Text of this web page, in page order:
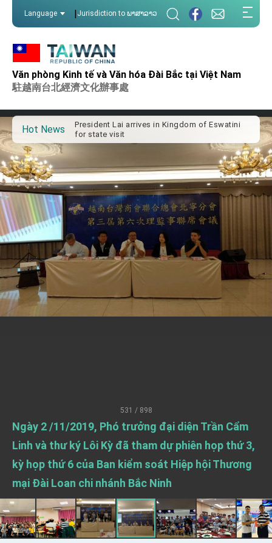
Language | Jurisdiction to ພາສາລາວ
Văn phòng Kinh tế và Văn hóa Đài Bắc tại Việt Nam
駐越南台北經濟文化辦事處
Hot News
Important Remarks of the Ministry of Foreign
Affairs
Taiwan government to open office in Arizona,
advancing Taiwan-US exchanges and
President Lai arrives in Kingdom of Eswatini
for state visit
VP Hsiao addresses 41st Space Symposium
Taiwan’s economic growth is a priority for
President Lai
President Lai’s remarks for Lunar New Year
President Lai interviewed by AFP
President Lai holds press conference on
Taiwan- US Economic Prosperity Partnership
Dialogue
FM Lin attends Taiwan Panorama exhibit at
TIBE
President Lai meets US delegation led by
Senator Ruben Gallego
MOFA, MODA team up to promote integrated
diplomacy
Presidential Office thanks US President
Trump for signing Taiwan Assurance
Implementation Act
President Lai delivers 2025 National Day
Address
Presidential Inauguration Speech
Major speeches
Important Remarks of the Ministry of Foreign
Affairs
531 / 898
Ngày 2 /11/2019, Phó trưởng đại diện Trần Cẩm
Linh và thư ký Lôi Kỳ đã tham dự phiên họp thứ 3,
kỳ họp thứ 6 của Ban kiểm soát Hiệp hội Thương
mại Đài Loan chi nhánh Bắc Ninh